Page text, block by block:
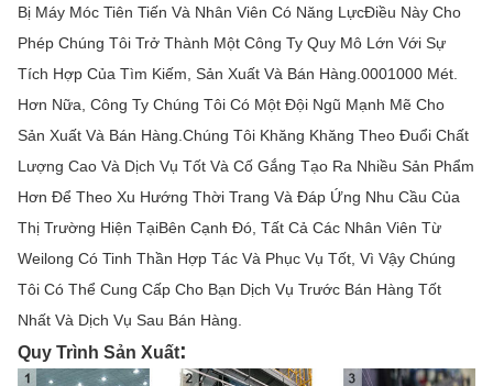
Bị Máy Móc Tiên Tiến Và Nhân Viên Có Năng LựcĐiều Này Cho
Phép Chúng Tôi Trở Thành Một Công Ty Quy Mô Lớn Với Sự
Tích Hợp Của Tìm Kiếm, Sản Xuất Và Bán Hàng.0001000 Mét.
Hơn Nữa, Công Ty Chúng Tôi Có Một Đội Ngũ Mạnh Mẽ Cho
Sản Xuất Và Bán Hàng.Chúng Tôi Khăng Khăng Theo Đuổi Chất
Lượng Cao Và Dịch Vụ Tốt Và Cố Gắng Tạo Ra Nhiều Sản Phẩm
Hơn Để Theo Xu Hướng Thời Trang Và Đáp Ứng Nhu Cầu Của
Thị Trường Hiện TạiBên Cạnh Đó, Tất Cả Các Nhân Viên Từ
Weilong Có Tinh Thần Hợp Tác Và Phục Vụ Tốt, Vì Vậy Chúng
Tôi Có Thể Cung Cấp Cho Bạn Dịch Vụ Trước Bán Hàng Tốt
Nhất Và Dịch Vụ Sau Bán Hàng.
Quy Trình Sản Xuất: